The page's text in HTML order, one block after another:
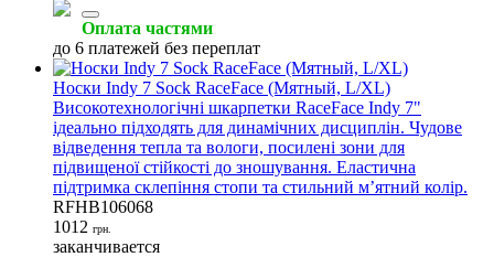
Оплата частями
до 6 платежей без переплат
Носки Indy 7 Sock RaceFace (Мятный, L/XL)
Високотехнологічні шкарпетки RaceFace Indy 7"
ідеально підходять для динамічних дисциплін. Чудове
відведення тепла та вологи, посилені зони для
підвищеної стійкості до зношування. Еластична
підтримка склепіння стопи та стильний м’ятний колір.
RFHB106068
1012 грн.
заканчивается